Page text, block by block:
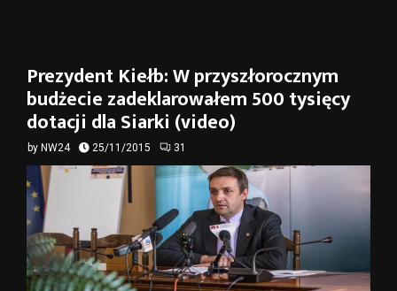
Prezydent Kiełb: W przyszłorocznym
budżecie zadeklarowałem 500 tysięcy
dotacji dla Siarki (video)
by NW24 25/11/2015 31